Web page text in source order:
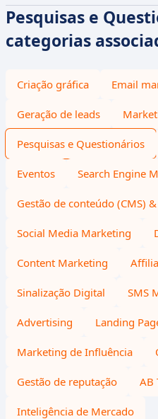
Pesquisas e
categorias
Criação gráfica Email
Geração de leads
Pesquisas e Questionários
Eventos Search Engine
Gestão de conteúdo (CMS)
Social Media Marketing
Content Marketing
Sinalização Digital SMS
Advertising Landing
Marketing de Influência
Gestão de reputação AB
Inteligência de Mercado